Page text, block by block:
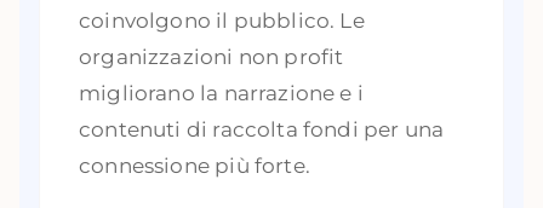
coinvolgono il pubblico. Le
organizzazioni non profit
migliorano la narrazione e i
contenuti di raccolta fondi per una
connessione più forte.